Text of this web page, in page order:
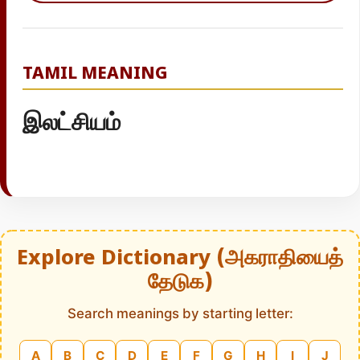
TAMIL MEANING
இலட்சியம்
Explore Dictionary (அகராதியைத்
தேடுக)
Search meanings by starting letter:
A B C D E F G H I J